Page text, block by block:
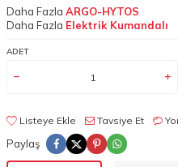
Daha Fazla ARGO-HYTOS
Daha Fazla Elektrik Kumandalı
ADET
Listeye Ekle Tavsiye Et
Paylaş